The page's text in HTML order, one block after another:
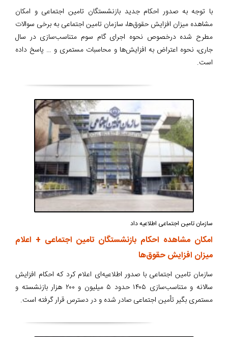
با توجه به صدور احکام جدید بازنشستگان تامین اجتماعی و امکان
مشاهده میزان افزایش حقوق‌ها، سازمان تامین اجتماعی به برخی سوالات
مطرح شده درخصوص نحوه اجرای گام سوم متناسب‌سازی در سال
جاری، نحوه اعتراض به افزایش‌ها و محاسبات مستمری و … پاسخ داده
است.
سازمان تامین اجتماعی اطلاعیه داد
امکان مشاهده احکام بازنشستگان تامین اجتماعی + اعلام
میزان افزایش حقوق‌ها
سازمان تامین اجتماعی با صدور اطلاعیه‌ای اعلام کرد که احکام افزایش
سالانه و متناسب‌سازی ۱۴۰۵ حدود ۵ میلیون و ۲۰۰ هزار بازنشسته و
مستمری بگیر تأمین اجتماعی صادر شده و در دسترس قرار گرفته است.